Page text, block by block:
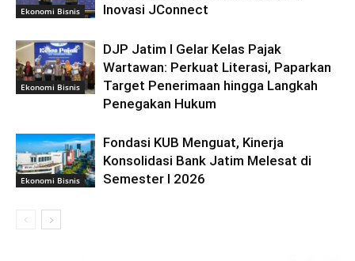
Ekonomi Bisnis
Inovasi JConnect
Ekonomi Bisnis
DJP Jatim I Gelar Kelas Pajak
Wartawan: Perkuat Literasi, Paparkan
Target Penerimaan hingga Langkah
Penegakan Hukum
Ekonomi Bisnis
Fondasi KUB Menguat, Kinerja
Konsolidasi Bank Jatim Melesat di
Semester I 2026